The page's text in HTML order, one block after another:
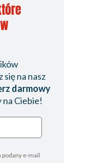
się na nasz
darmowy
na Ciebie!
podany e-mail